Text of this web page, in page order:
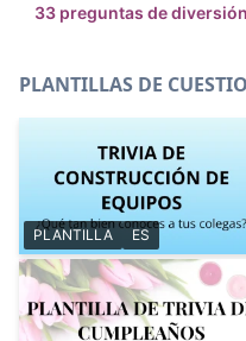
33 preguntas de diversión
PLANTILLAS DE
PLANTILLA ES